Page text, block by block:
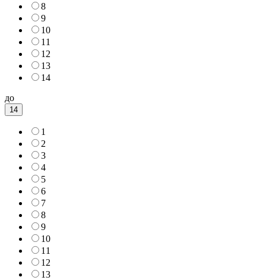
8
9
10
11
12
13
14
до
14
1
2
3
4
5
6
7
8
9
10
11
12
13